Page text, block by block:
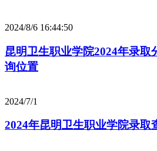
2024/8/6 16:44:50
昆明卫生职业学院2024年录取
询位置
2024/7/1
2024年昆明卫生职业学院录取